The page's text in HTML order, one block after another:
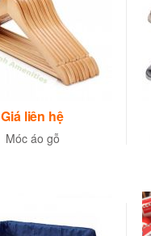
Giá liên hệ
Móc áo gỗ